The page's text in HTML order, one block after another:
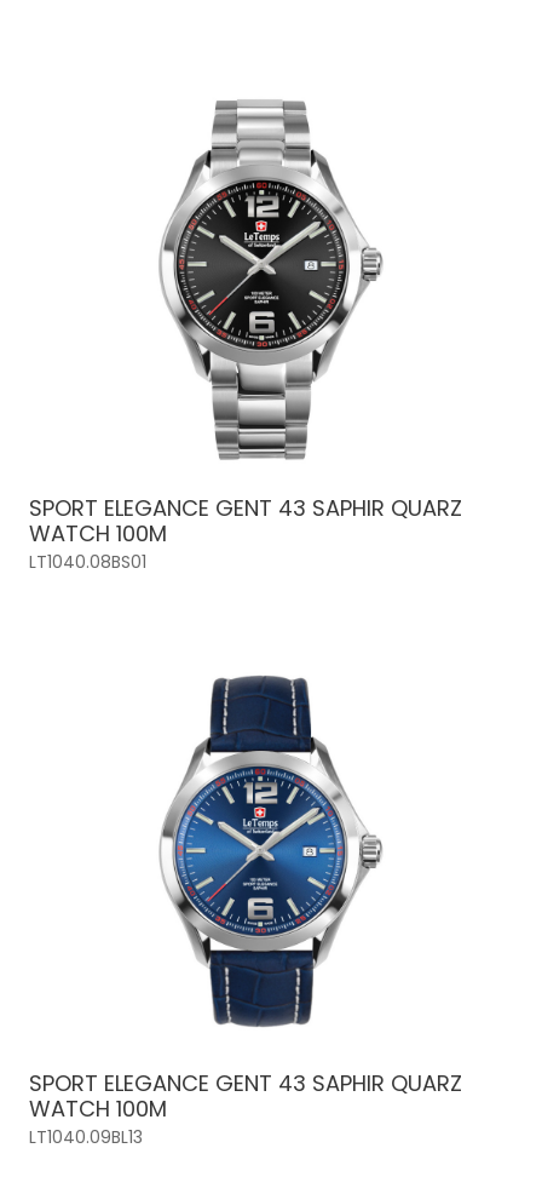
SPORT ELEGANCE GENT 43 SAPHIR QUARZ
WATCH 100M
LT1040.08BS01
SPORT ELEGANCE GENT 43 SAPHIR QUARZ
WATCH 100M
LT1040.09BL13